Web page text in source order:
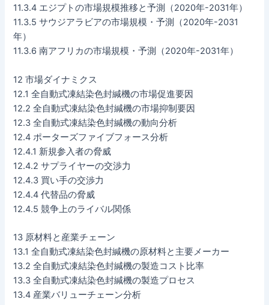
11.3.4 エジプトの市場規模推移と予測（2020年-2031年）
11.3.5 サウジアラビアの市場規模・予測（2020年-2031
年）
11.3.6 南アフリカの市場規模・予測（2020年-2031年）
12 市場ダイナミクス
12.1 全自動式凍結染色封緘機の市場促進要因
12.2 全自動式凍結染色封緘機の市場抑制要因
12.3 全自動式凍結染色封緘機の動向分析
12.4 ポーターズファイブフォース分析
12.4.1 新規参入者の脅威
12.4.2 サプライヤーの交渉力
12.4.3 買い手の交渉力
12.4.4 代替品の脅威
12.4.5 競争上のライバル関係
13 原材料と産業チェーン
13.1 全自動式凍結染色封緘機の原材料と主要メーカー
13.2 全自動式凍結染色封緘機の製造コスト比率
13.3 全自動式凍結染色封緘機の製造プロセス
13.4 産業バリューチェーン分析